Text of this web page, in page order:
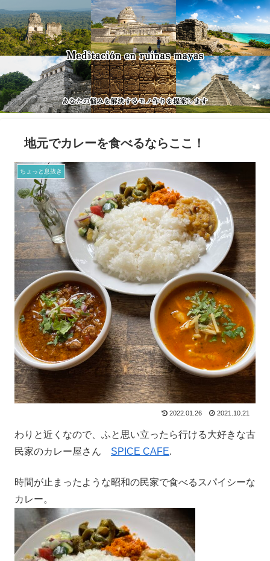
地元でカレーを食べるならここ！
ちょっと息抜き
2022.01.26 2021.10.21
わりと近くなので、ふと思い立ったら行ける大好きな古
民家のカレー屋さん SPICE CAFE.
時間が止まったような昭和の民家で食べるスパイシーな
カレー。